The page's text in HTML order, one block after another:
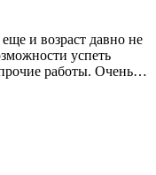
и возраст давно не
работы. Очень
слова взяли на
и по очень даже
буду